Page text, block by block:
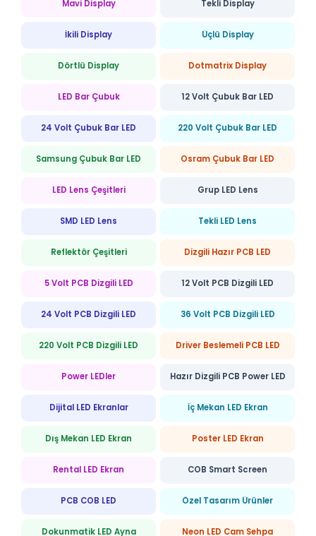
Mavi Display Tekli Display
İkili Display Üçlü Display
Dörtlü Display Dotmatrix Display
LED Bar Çubuk 12 Volt Çubuk Bar LED
24 Volt Çubuk Bar LED 220 Volt Çubuk Bar LED
Samsung Çubuk Bar LED Osram Çubuk Bar LED
LED Lens Çeşitleri Grup LED Lens
SMD LED Lens Tekli LED Lens
Reflektör Çeşitleri Dizgili Hazır PCB LED
5 Volt PCB Dizgili LED 12 Volt PCB Dizgili LED
24 Volt PCB Dizgili LED 36 Volt PCB Dizgili LED
220 Volt PCB Dizgili LED Driver Beslemeli PCB LED
Power LEDler Hazır Dizgili PCB Power LED
Dijital LED Ekranlar İç Mekan LED Ekran
Dış Mekan LED Ekran Poster LED Ekran
Rental LED Ekran COB Smart Screen
PCB COB LED Özel Tasarım Ürünler
Dokunmatik LED Ayna Neon LED Cam Sehpa